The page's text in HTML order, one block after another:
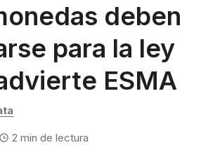
deben
para la ley
ESMA
2 min de lectura